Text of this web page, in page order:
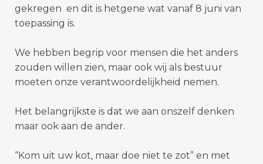
gekregen en dit is hetgene wat vanaf 8 juni van
toepassing is.
We hebben begrip voor mensen die het anders
zouden willen zien, maar ook wij als bestuur
moeten onze verantwoordelijkheid nemen.
Het belangrijkste is dat we aan onszelf denken
maar ook aan de ander.
“Kom uit uw kot, maar doe niet te zot” en met